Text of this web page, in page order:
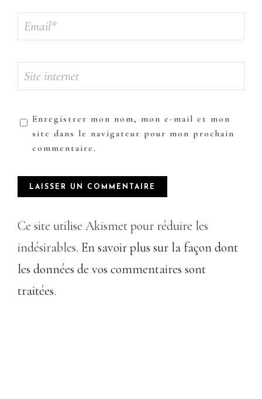
Enregistrer mon nom, mon e-mail et mon
site dans le navigateur pour mon prochain
commentaire.
Ce site utilise Akismet pour réduire les
indésirables. En savoir plus sur la façon dont
les données de vos commentaires sont
traitées.